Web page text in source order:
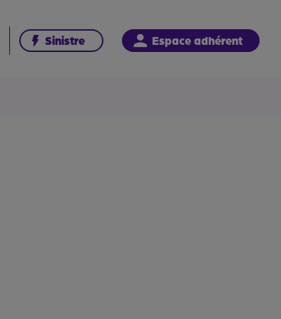
Sinistre Espace adhérent